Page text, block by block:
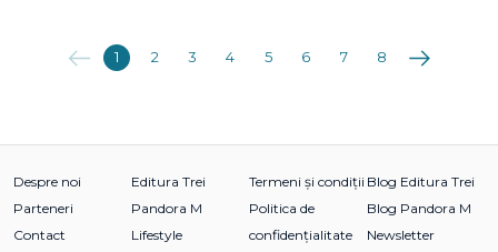
Anterioara
1 2 3 4 5 6 7 8 Următoarea
Despre noi
Parteneri
Contact
Editura Trei
Pandora M
Lifestyle
Termeni și condiții
Politica de
confidențialitate
Blog Editura Trei
Blog Pandora M
Newsletter